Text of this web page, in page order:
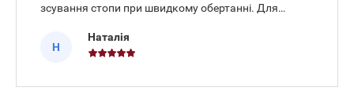
зсування стопи при швидкому обертанні. Для
навантаження використовую сенсори вимірювання
пульсу на кермі, які відразу виводять
Н
Наталія